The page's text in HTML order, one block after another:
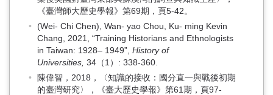
《臺灣師大歷史學報》第69期，頁5-42。
(Wei- Chi Chen), Wan- yao Chou, Ku- ming Kevin
Chang, 2021, “Training Historians and Ethnologists
in Taiwan: 1928– 1949”, History of
Universities, 34（1）: 338-360.
陳偉智，2018，〈知識的接收：國分直一與戰後初期
的臺灣研究〉，《臺大歷史學報》第61期，頁97-